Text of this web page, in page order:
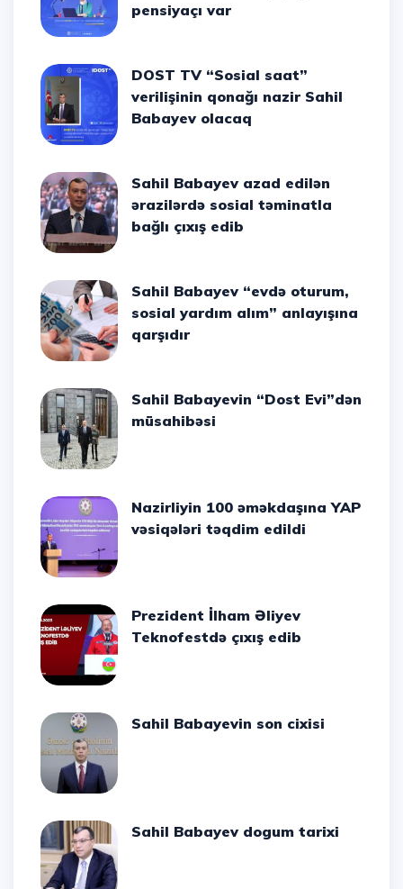
pensiyaçı var
DOST TV “Sosial saat”
verilişinin qonağı nazir Sahil
Babayev olacaq
Sahil Babayev azad edilən
ərazilərdə sosial təminatla
bağlı çıxış edib
Sahil Babayev “evdə oturum,
sosial yardım alım” anlayışına
qarşıdır
Sahil Babayevin “Dost Evi”dən
müsahibəsi
Nazirliyin 100 əməkdaşına YAP
vəsiqələri təqdim edildi
Prezident İlham Əliyev
Teknofestdə çıxış edib
Sahil Babayevin son cixisi
Sahil Babayev dogum tarixi